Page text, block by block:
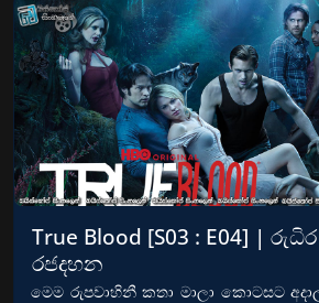
True Blood [S03 : E04] |
රජදහන
මෙම රුපවාහිනී කතා මාලා කොටසට